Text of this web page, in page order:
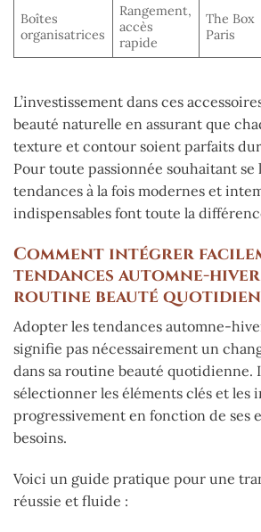
Boîtes
organisatrices
Rangement,
accès
rapide
The Box
Paris
L’investissement dans ces
beauté naturelle en assurant que
texture et contour soient parfaits
Pour toute passionnée souhaitant se
tendances à la fois modernes et
indispensables font toute la
Comment intégrer
tendances automne-
routine beauté
Adopter les tendances automne-
signifie pas nécessairement un
dans sa routine beauté quotidienne.
sélectionner les éléments clés et les
progressivement en fonction de ses
besoins.
Voici un guide pratique pour une
réussie et fluide :